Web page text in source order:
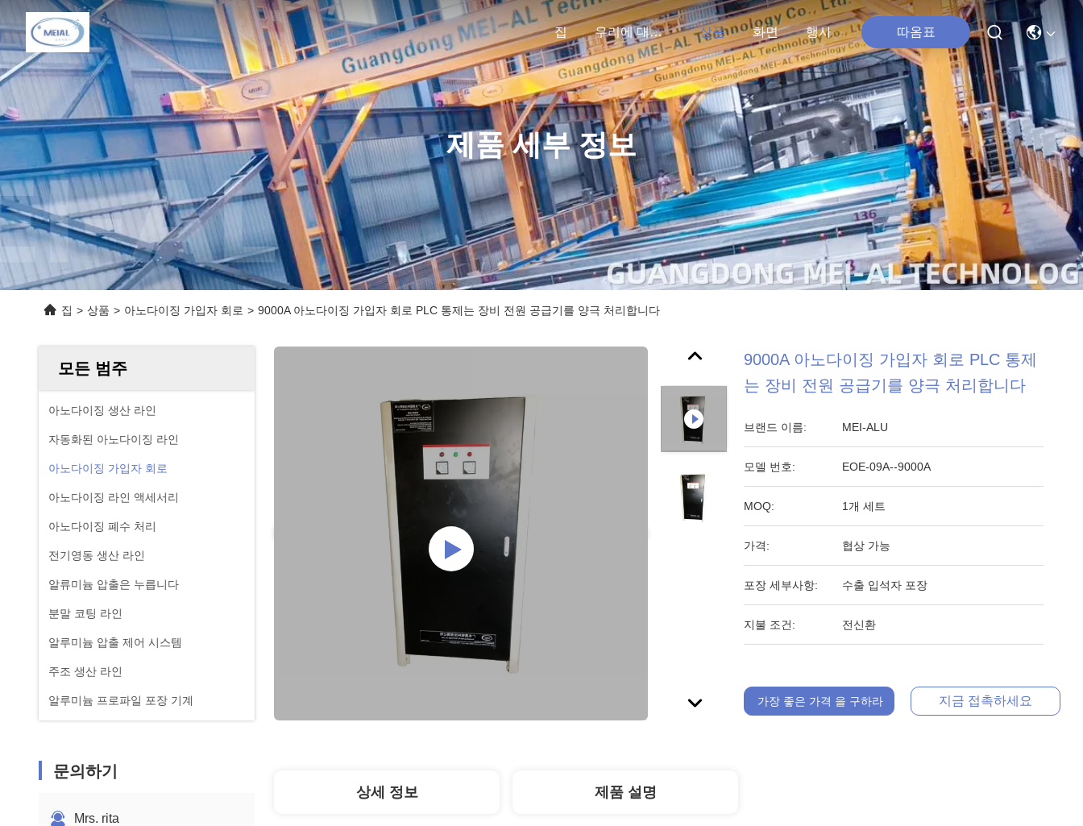
집 우리에 대하여 상품 화면 행사 따옴표
제품 세부 정보
집 > 상품 > 아노다이징 가입자 회로 > 9000A 아노다이징 가입자 회로 PLC 통제는 장비 전원 공급기를 양극 처리합니다
모든 범주
아노다이징 생산 라인
자동화된 아노다이징 라인
아노다이징 가입자 회로
아노다이징 라인 액세서리
아노다이징 폐수 처리
전기영동 생산 라인
알류미늄 압출은 누릅니다
분말 코팅 라인
알루미늄 압출 제어 시스템
주조 생산 라인
알루미늄 프로파일 포장 기계
문의하기
Mrs. rita
9000A 아노다이징 가입자 회로 PLC 통제
는 장비 전원 공급기를 양극 처리합니다
브랜드 이름: MEI-ALU
모델 번호: EOE-09A--9000A
MOQ: 1개 세트
가격: 협상 가능
포장 세부사항: 수출 입석자 포장
지불 조건: 전신환
가장 좋은 가격 을 구하라 지금 접촉하세요
상세 정보 제품 설명